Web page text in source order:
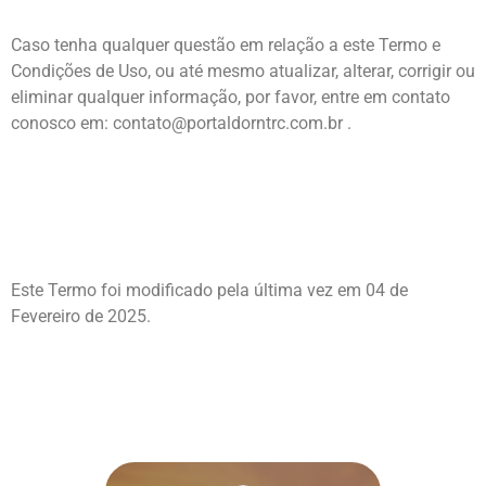
Caso tenha qualquer questão em relação a este Termo e
Condições de Uso, ou até mesmo atualizar, alterar, corrigir ou
eliminar qualquer informação, por favor, entre em contato
conosco em: contato@portaldorntrc.com.br .
Este Termo foi modificado pela última vez em 04 de
Fevereiro de 2025.